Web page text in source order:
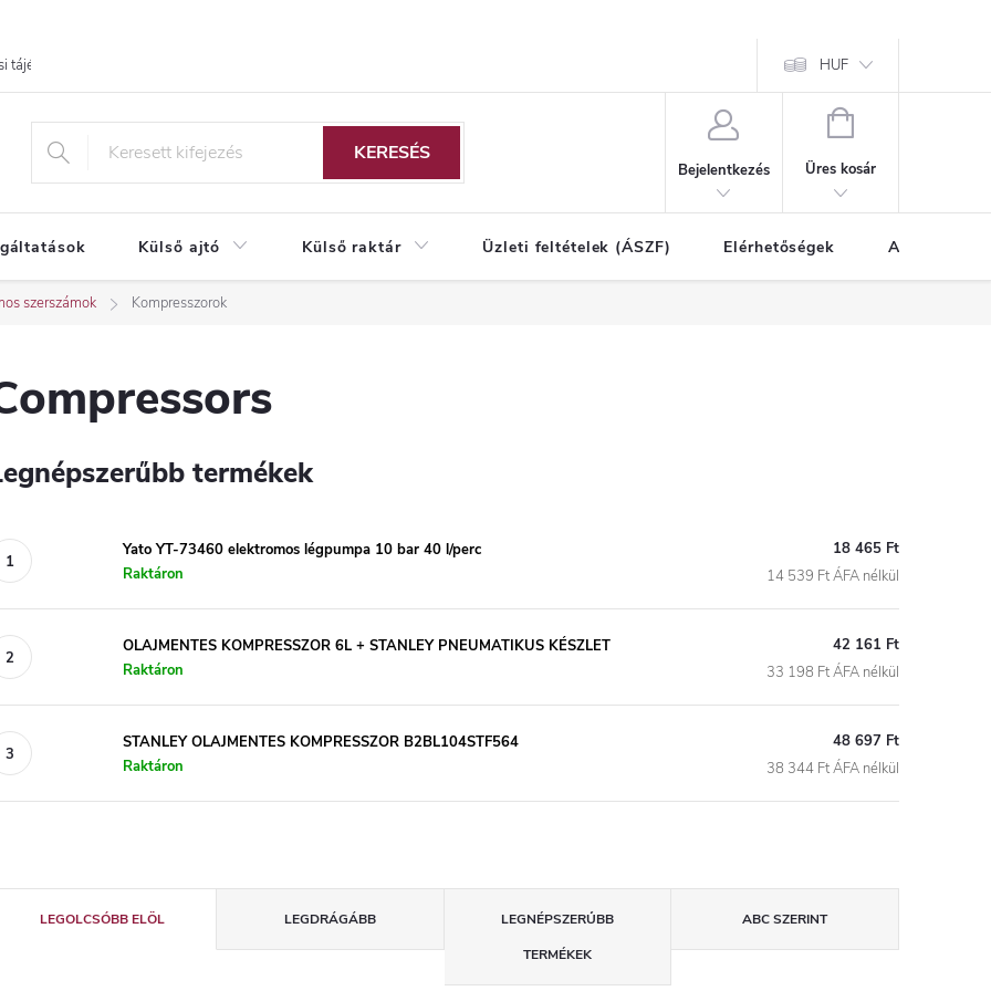
tájékoztató HUF
KERESÉS
Bejelentkezés
KOSÁR
Üres kosár
Külső ajtó Külső raktár Üzleti feltételek (ÁSZF) Elérhetőségek A vásárlás
szerszámok Kompresszorok
termékek
Yato YT-73460 elektromos légpumpa 10 bar 40 l/perc
Raktáron
18 465 Ft
14 539 Ft ÁFA nélkül
OLAJMENTES KOMPRESSZOR 6L + STANLEY PNEUMATIKUS KÉSZLET
Raktáron
42 161 Ft
33 198 Ft ÁFA nélkül
STANLEY OLAJMENTES KOMPRESSZOR B2BL104STF564
Raktáron
48 697 Ft
38 344 Ft ÁFA nélkül
LEGOLCSÓBB ELÖL LEGDRÁGÁBB
LEGNÉPSZERŰBB
TERMÉKEK
ABC SZERINT